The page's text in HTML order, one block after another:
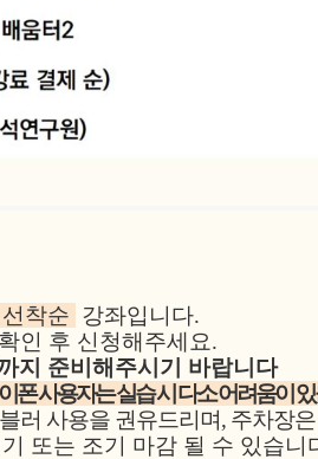
착순 강좌입니다.
인 후 신청해주세요.
지 준비해주시기 바랍니다
폰 사용자는 실습 시 다소 어려움이
러 사용을 권유드리며, 주차장
또는 조기 마감 될 수 있습니